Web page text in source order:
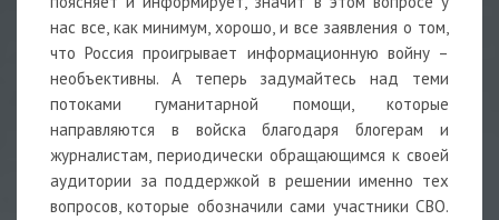
нас все, как минимум, хорошо, и все заявления о том,
что Россия проигрывает информационную войну –
необъективны. А теперь задумайтесь над теми
потоками гуманитарной помощи, которые
направляются в войска благодаря блогерам и
журналистам, периодически обращающимся к своей
аудитории за поддержкой в решении именно тех
вопросов, которые обозначили сами участники СВО.